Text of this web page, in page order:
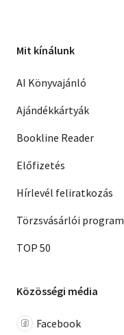
Mit kínálunk
AI Könyvajánló
Ajándékkártyák
Bookline Reader
Előfizetés
Hírlevél feliratkozás
Törzsvásárlói program
TOP 50
Közösségi média
Facebook